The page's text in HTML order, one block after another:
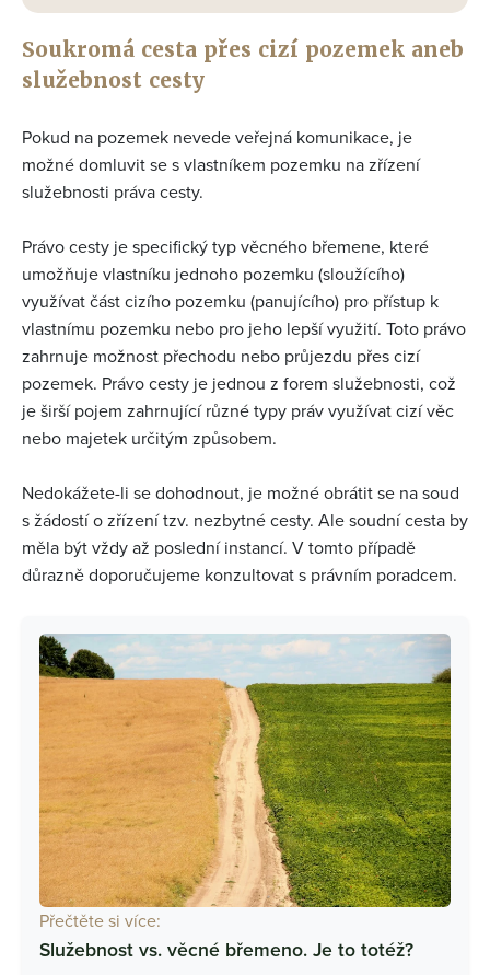
Soukromá cesta přes cizí pozemek aneb
služebnost cesty
Pokud na pozemek nevede veřejná komunikace, je
možné domluvit se s vlastníkem pozemku na zřízení
služebnosti práva cesty.
Právo cesty je specifický typ věcného břemene, které
umožňuje vlastníku jednoho pozemku (sloužícího)
využívat část cizího pozemku (panujícího) pro přístup k
vlastnímu pozemku nebo pro jeho lepší využití. Toto právo
zahrnuje možnost přechodu nebo průjezdu přes cizí
pozemek. Právo cesty je jednou z forem služebnosti, což
je širší pojem zahrnující různé typy práv využívat cizí věc
nebo majetek určitým způsobem.
Nedokážete-li se dohodnout, je možné obrátit se na soud
s žádostí o zřízení tzv. nezbytné cesty. Ale soudní cesta by
měla být vždy až poslední instancí. V tomto případě
důrazně doporučujeme konzultovat s právním poradcem.
Přečtěte si více:
Služebnost vs. věcné břemeno. Je to totéž?